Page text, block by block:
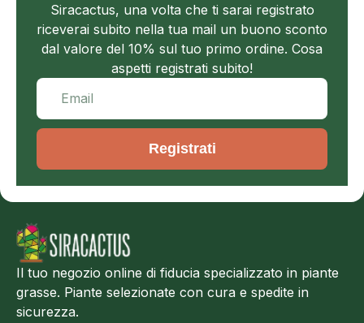
Siracactus, una volta che ti sarai registrato
riceverai subito nella tua mail un buono sconto
dal valore del 10% sul tuo primo ordine. Cosa
aspetti registrati subito!
Registrati
Il tuo negozio online di fiducia specializzato in piante
grasse. Piante selezionate con cura e spedite in
sicurezza.